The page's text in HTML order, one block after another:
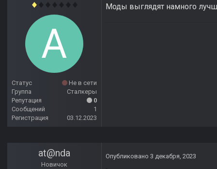
Статус
Не в сети
Группа
Сталкеры
Репутация
0
Сообщений
1
Регистрация
03.12.2023
Моды выглядят намного
at@nda
Новичок
Опубликовано 3 декабря, 2023